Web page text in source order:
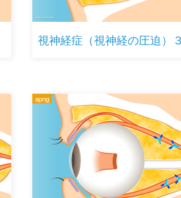
視神経症（視神経の圧迫）３
apng